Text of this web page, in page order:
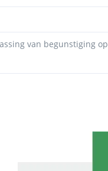
van begunstiging op